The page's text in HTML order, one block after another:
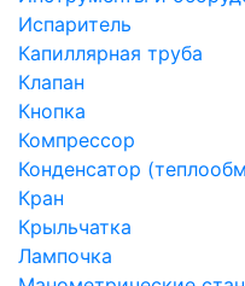
Испаритель
Капиллярная труба
Клапан
Кнопка
Компрессор
Конденсатор
Кран
Крыльчатка
Лампочка